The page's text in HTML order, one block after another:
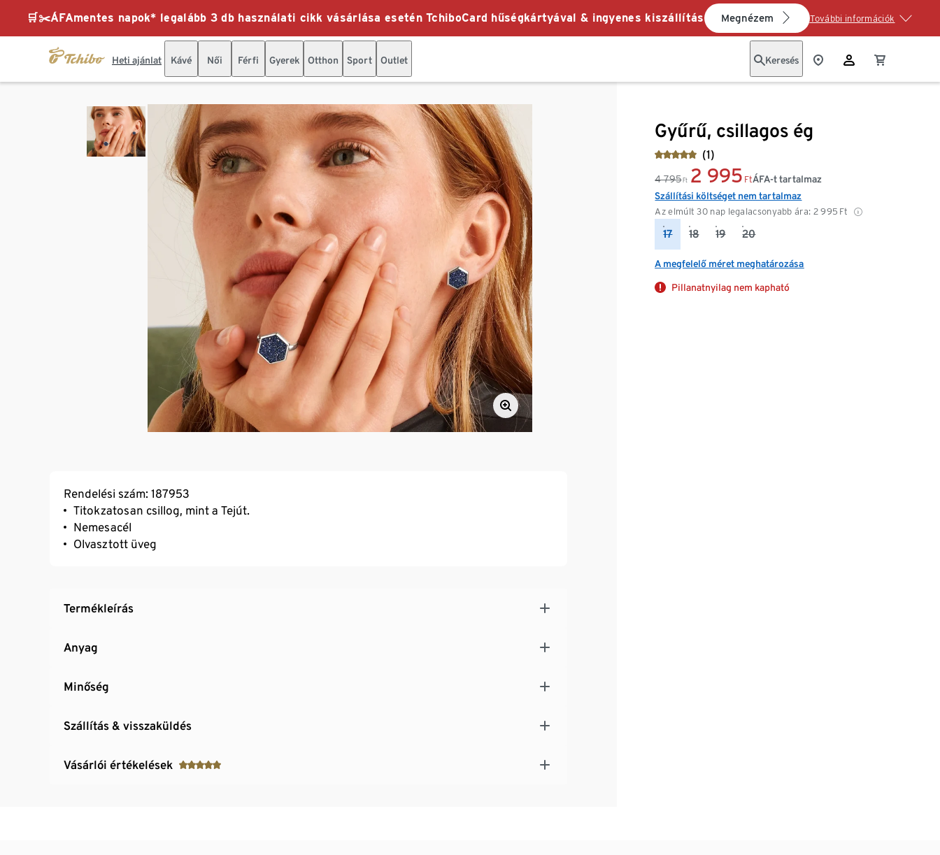
🛒✂️ÁFAmentes napok* legalább 3 db használati cikk vásárlása esetén TchiboCard hűségkártyával & ingyenes kiszállítás Megnézem További információk
Heti ajánlat Kávé Női Férfi Gyerek Otthon Sport Outlet Keresés
Gyűrű, csillagos ég
(1)
4 795 Ft 2 995 Ft
Az elmúlt 30 nap legalacsonyabb ára: 2 995 Ft
ÁFA-t tartalmaz
Szállítási költséget nem tartalmaz
17 18 19 20
A megfelelő méret meghatározása
Pillanatnyilag nem kapható
Rendelési szám: 187953
Titokzatosan csillog, mint a Tejút.
Nemesacél
Olvasztott üveg
Termékleírás
Anyag
Minőség
Szállítás & visszaküldés
Vásárlói értékelések